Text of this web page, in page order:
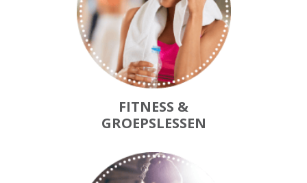
FITNESS &
GROEPSLESSEN